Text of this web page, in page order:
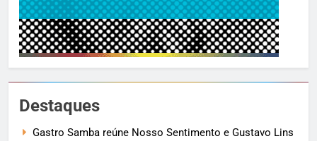
Destaques
Gastro Samba reúne Nosso Sentimento e Gustavo Lins